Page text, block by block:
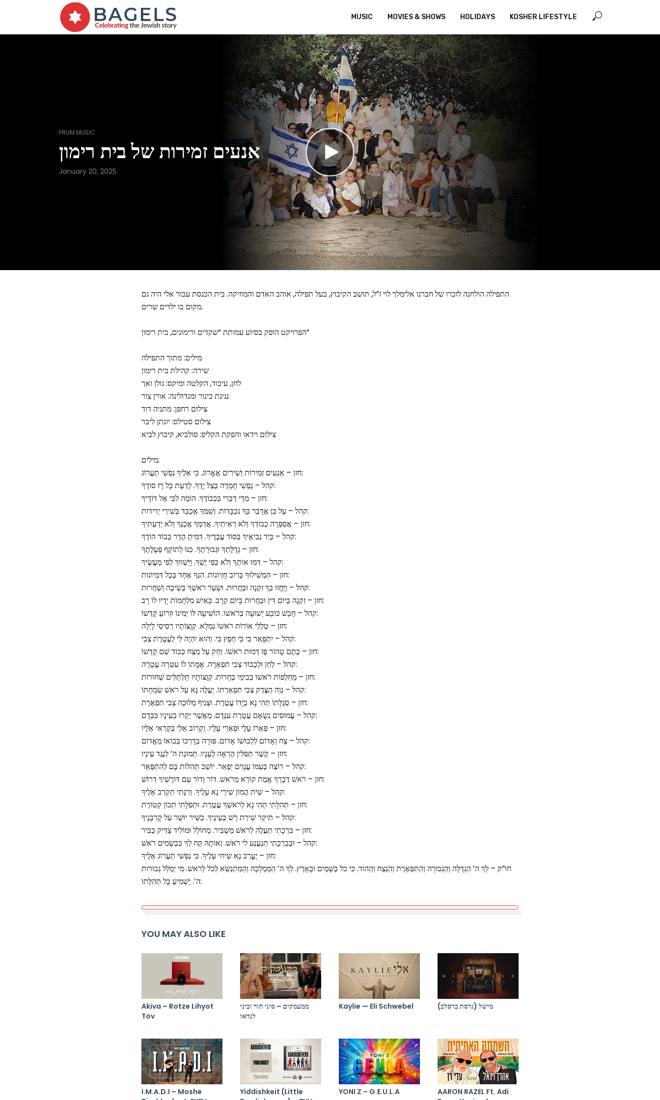
MUSIC MOVIES & SHOWS HOLIDAYS KOSHER LIFESTYLE
FRUM MUSIC
אנעים זמירות של בית רימון
January 20, 2025
התפילה הולחנה לזכרו של חברנו אלימלך לוי ז”ל, תושב הקיבוץ, בעל תפילה, אוהב האדם והמוזיקה. בית הכנסת עבור אלי היה גם
מקום בו ילדים שרים.
הפרויקט הופק בסיוע עמותת “שקדים ורימונים, בית רימון”
מילים: מתוך התפילה
שירה: קהילת בית רימון
לחן, עיבוד, הקלטה ומיקס: גולן ואך
נגינת כינור ומנדולינה: אורן צור
צילום רחפן: מתניה דוד
צילום סטילס: יונתן ליבר
צילום וידאו והפקת הקליפ: סולביא, קיבוץ לביא
מילים:
חזן – אַנְעִים זְמִירוֹת וְשִׁירִים אֶאֱרוֹג. כִּי אֵלֶיךָ נַפְשִׁי תַעֲרוֹג:
קהל – נַפְשִׁי חָמְדָה בְּצֵל יָדֶךָ. לָדַעַת כָּל רָז סוֹדֶךָ:
חזן – מִדֵּי דַבְּרִי בִּכְבוֹדֶךָ. הוֹמֶה לִבִּי אֶל דּוֹדֶיךָ:
קהל – עַל כֵּן אֲדַבֵּר בְּךָ נִכְבָּדוֹת. וְשִׁמְךָ אֲכַבֵּד בְּשִׁירֵי יְדִידוֹת:
חזן – אֲסַפְּרָה כְבוֹדְךָ וְלֹא רְאִיתִיךָ. אֲדַמְּךָ אֲכַנְּךָ וְלֹא יְדַעְתִּיךָ:
קהל – בְּיַד נְבִיאֶיךָ בְּסוֹד עֲבָדֶיךָ. דִּמִּיתָ הֲדַר כְּבוֹד הוֹדֶךָ:
חזן – גְּדֻלָּתְךָ וּגְבוּרָתֶךָ. כִּנּוּ לְתוֹקֶף פְּעֻלָּתֶךָ:
קהל – דִּמּוּ אוֹתְךָ וְלֹא כְּפִי יֶשְׁךָ. וַיַּשְׁווּךָ לְפִי מַעֲשֶׂיךָ:
חזן – הִמְשִׁילוּךָ בְּרוֹב חֶזְיוֹנוֹת. הִנְּךָ אֶחָד בְּכָל דִּמְיוֹנוֹת:
קהל – וַיֶּחֱזוּ בְךָ זִקְנָה וּבַחֲרוּת. וּשְׂעַר רֹאשְׁךָ בְּשֵׂיבָה וְשַׁחֲרוּת:
חזן – זִקְנָה בְּיוֹם דִּין וּבַחֲרוּת בְּיוֹם קְרָב. כְּאִישׁ מִלְחָמוֹת יָדָיו לוֹ רָב:
קהל – חָבַשׁ כּוֹבַע יְשׁוּעָה בְּרֹאשׁוֹ. הוֹשִׁיעָה לּוֹ יְמִינוֹ וּזְרוֹעַ קָדְשׁוֹ:
חזן – טַלְלֵי אוֹרוֹת רֹאשׁוֹ נִמְלָא. קְוֻצּוֹתָיו רְסִיסֵי לָיְלָה:
קהל – יִתְפָּאֵר בִּי כִּי חָפֵץ בִּי. וְהוּא יִהְיֶה לִּי לַעֲטֶרֶת צְבִי:
חזן – כֶּתֶם טָהוֹר פָּז דְּמוּת רֹאשׁוֹ. וְחַק עַל מֵצַח כְּבוֹד שֵׁם קָדְשׁוֹ:
קהל – לְחֵן וּלְכָבוֹד צְבִי תִפְאָרָה. אֻמָּתוֹ לוֹ עִטְּרָה עֲטָרָה:
חזן – מַחְלְפוֹת רֹאשׁוֹ כְּבִימֵי בְחֻרוֹת. קְוֻצּוֹתָיו תַּלְתַּלִּים שְׁחוֹרוֹת:
קהל – נְוֵה הַצֶּדֶק צְבִי תִפְאַרְתּוֹ. יַעֲלֶה נָּא עַל רֹאשׁ שִׂמְחָתוֹ:
חזן – סְגֻלָּתוֹ תְּהִי נָא בְיָדוֹ עֲטֶרֶת. וּצְנִיף מְלוּכָה צְבִי תִפְאֶרֶת:
קהל – עֲמוּסִים נְשָׂאָם עֲטֶרֶת עִנְּדָם. מֵאֲשֶׁר יָקְרוּ בְעֵינָיו כִּבְּדָם:
חזן – פְּאֵרוֹ עָלַי וּפְאֵרִי עָלָיו. וְקָרוֹב אֵלַי בְּקָרְאִי אֵלָיו:
קהל – צַח וְאָדוֹם לִלְבוּשׁוֹ אָדוֹם. פּוּרָה בְּדָרְכוֹ בְּבוֹאוֹ מֵאֱדוֹם:
חזן – קֶשֶׁר תְּפִלִּין הֶרְאָה לֶעָנָיו. תְּמוּנַת ה’ לְנֶגֶד עֵינָיו:
קהל – רוֹצֶה בְּעַמּוֹ עֲנָוִים יְפָאֵר. יוֹשֵׁב תְּהִלּוֹת בָּם לְהִתְפָּאֵר:
חזן – רֹאשׁ דְּבָרְךָ אֱמֶת קוֹרֵא מֵרֹאשׁ. דּוֹר וָדוֹר עַם דּוֹרֶשְׁיךָ דְּרוֹשׁ:
קהל – שִׁית הֲמוֹן שִׁירַי נָא עָלֶיךָ. וְרִנָּתִי תִקְרַב אֵלֶיךָ:
חזן – תְּהִלָּתִי תְּהִי נָא לְרֹאשְׁךָ עֲטֶרֶת. וּתְפִלָּתִי תִּכּוֹן קְטוֹרֶת:
קהל – תִּיקַר שִׁירַת רָשׁ בְּעֵינֶיךָ. כַּשִּׁיר יוּשַׁר עַל קָרְבָּנֶיךָ:
חזן – בִּרְכָתִי תַעֲלֶה לְרֹאשׁ מַשְׁבִּיר. מְחוֹלֵל וּמוֹלִיד צַדִּיק כַּבִּיר:
קהל – וּבְבִרְכָתִי תְנַעֲנַע לִי רֹאשׁ. וְאוֹתָהּ קַח לְךָ כִּבְשָׂמִים רֹאשׁ:
חזן – יֶעֱרַב נָא שִׂיחִי עָלֶיךָ. כִּי נַפְשִׁי תַעֲרוֹג אֵלֶיךָ:
חו”ק – לְךָ ה’ הַגְּדֻלָּה וְהַגְּבוּרָה וְהַתִּפְאֶרֶת וְהַנֵּצַח וְהַהוד. כִּי כל בַּשָּׁמַיִם וּבָאָרֶץ. לְךָ ה’ הַמַּמְלָכָה וְהַמִּתְנַשֵּׂא לְכל לְראשׁ. מִי יְמַלֵּל גְּבוּרות
ה’. יַשְׁמִיעַ כָּל תְּהִלָּתו:
YOU MAY ALSO LIKE
Akiva – Rotze Lihyot
Tov
ממעמקים – סיני תור וביני
לנדאו
Kaylie — Eli Schwebel מישל (גרסת ברסלב)
I.M.A.D.I – Moshe
Yiddishkeit (Little
YONI Z – G.E.U.L.A
AARON RAZEL Ft. Adi